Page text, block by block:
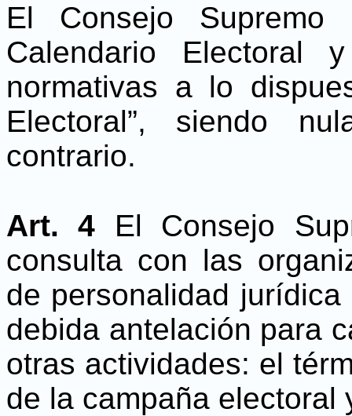
El Consejo Supremo
Calendario Electoral
normativas a lo
Electoral”, siendo
contrario.
Art. 4 El Consejo
consulta con las
de personalidad
debida antelación para
otras actividades: el
de la campaña